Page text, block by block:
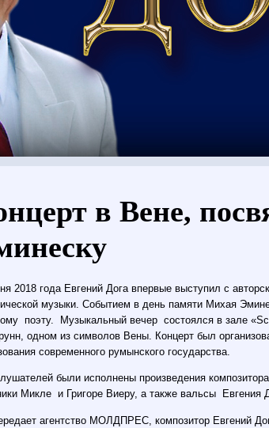
в Вене,
2018 года Евгений Дога впервые выступил с
музыки. Событием в день памяти Михая
поэту. Музыкальный вечер состоялся в зале
одном из символов Вены. Концерт был
современного румынского государства.
были исполнены произведения
Микле и Григоре Виеру, а также вальсы Евгения
агентство МОЛДПРЕС, композитор Евгений